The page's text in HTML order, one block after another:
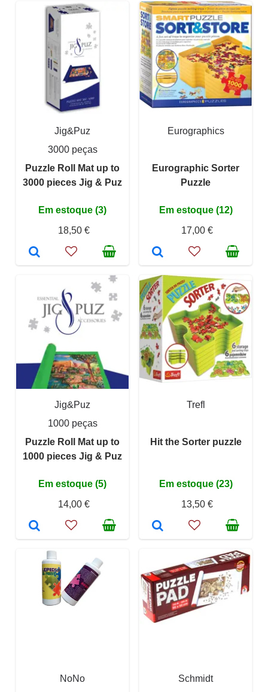
Jig&Puz
3000 peças
Puzzle Roll Mat up to
3000 pieces Jig & Puz
Em estoque (3)
18,50 €
Eurographics
Eurographic Sorter
Puzzle
Em estoque (12)
17,00 €
Jig&Puz
1000 peças
Puzzle Roll Mat up to
1000 pieces Jig & Puz
Em estoque (5)
14,00 €
Trefl
Hit the Sorter puzzle
Em estoque (23)
13,50 €
NoNo Schmidt